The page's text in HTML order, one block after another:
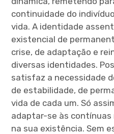
continuidade do
vida. A identidade
existencial de
crise, de adaptação e
diversas identidades.
satisfaz a necessidade
de estabilidade, de
vida de cada um. Só
adaptar-se às contínuas
na sua existência. Sem